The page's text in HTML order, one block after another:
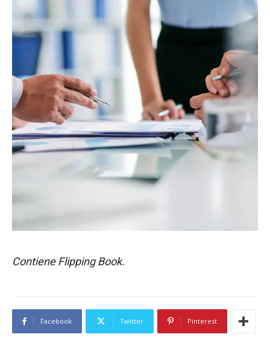
Contiene Flipping Book.
Facebook Twitter Pinterest